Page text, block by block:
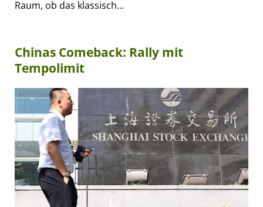
Raum, ob das klassisch...
Chinas Comeback: Rally mit
Tempolimit